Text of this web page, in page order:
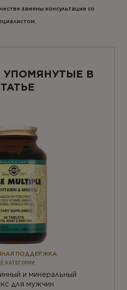
замены консультации со
УПОМЯНУТЫЕ В
ПОДДЕРЖКА
КАТЕГОРИИ
и минеральный
для мужчин